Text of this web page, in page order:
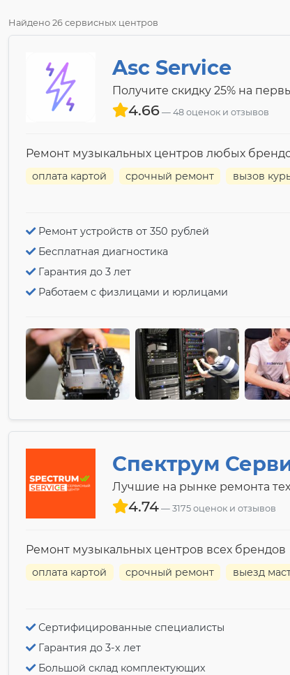
Найдено 26 сервисных центров
Asc Service
Получите скидку 25% на
4.66 48 оценок и отзывов
Ремонт музыкальных центров любых
оплата картой срочный ремонт вызов
Ремонт устройств от 350 рублей
Бесплатная диагностика
Гарантия до 3 лет
Работаем с физлицами и юрлицами
Спектрум
Лучшие на рынке ремонта
4.74 3175 оценок и отзывов
Ремонт музыкальных центров всех брендов
оплата картой срочный ремонт выезд
Сертифицированные специалисты
Гарантия до 3-х лет
Большой склад комплектующих